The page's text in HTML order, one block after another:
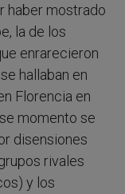
haber mostrado
la de los
enrarecieron
hallaban en
Florencia en
momento se
disensiones
rivales
y los